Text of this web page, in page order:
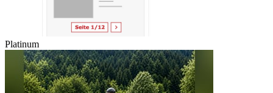
Platinum